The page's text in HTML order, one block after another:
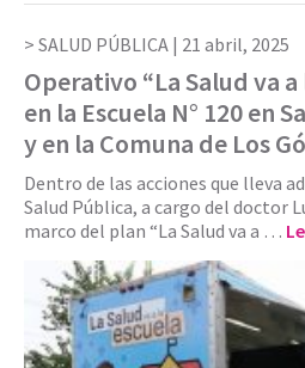
SALUD PÚBLICA | 21 abril, 2025
Operativo “La Salud va
en la Escuela N° 120 en
y en la Comuna de Los
Dentro de las acciones que lleva
Salud Pública, a cargo del doctor
marco del plan “La Salud va a …